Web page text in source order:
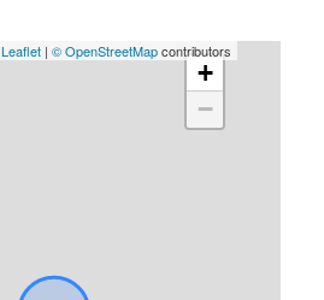
+
−
Leaflet | © OpenStreetMapcontributors